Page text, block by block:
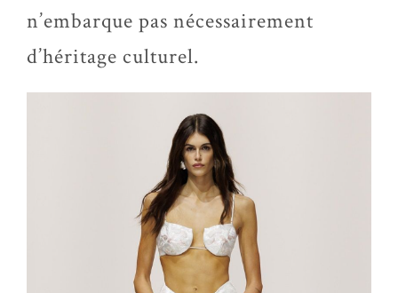
n’embarque pas nécessairement
d’héritage culturel.